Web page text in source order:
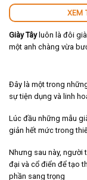
XEM
Giày Tâyluôn là đôi
một anh chàng vừa
Đây là một trong
sự tiện dụng và linh
Lúc đầu những mẫu
giản hết mức trong
Nhưng sau này, người
đại và cổ điển để tạo
phần sang trọng